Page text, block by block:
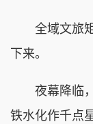
全域文旅矩
下来。
夜幕降临，
铁水化作千点